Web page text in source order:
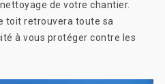
de votre chantier.
toit retrouvera toute sa
à vous protéger contre les